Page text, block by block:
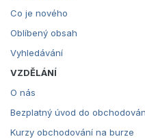
Co je nového
Oblíbený obsah
Vyhledávání
VZDĚLÁNÍ
O nás
Bezplatný úvod do
Kurzy obchodování na burze